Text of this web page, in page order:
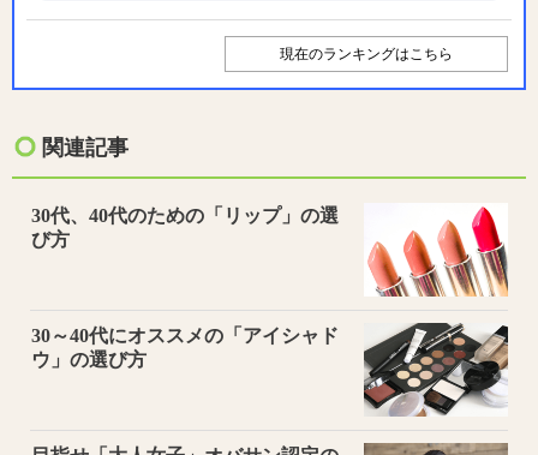
現在のランキングはこちら
関連記事
30代、40代のための「リップ」の選
び方
30～40代にオススメの「アイシャド
ウ」の選び方